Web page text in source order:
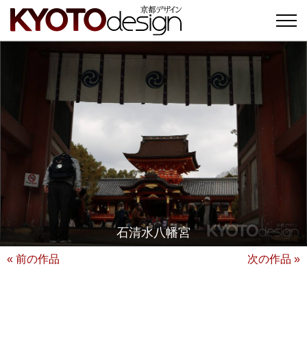
石清水八幡宮
« 前の作品 次の作品 »